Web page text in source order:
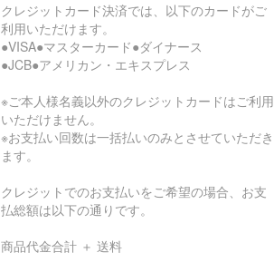
クレジットカード決済では、以下のカードがご
利用いただけます。
●VISA●マスターカード●ダイナース
●JCB●アメリカン・エキスプレス
※ご本人様名義以外のクレジットカードはご利用
いただけません。
※お支払い回数は一括払いのみとさせていただき
ます。
クレジットでのお支払いをご希望の場合、お支
払総額は以下の通りです。
商品代金合計 ＋ 送料